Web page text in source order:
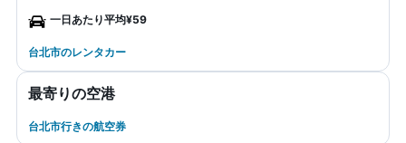
一日あたり平均¥59
台北市のレンタカー
最寄りの空港
台北市行きの航空券